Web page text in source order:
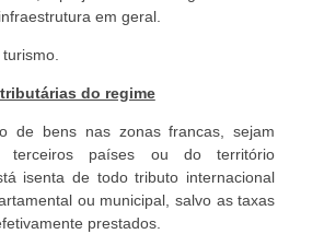
em geral.
do regime
de bens nas zonas francas, sejam
terceiros países ou do território
isenta de todo tributo internacional
ou municipal, salvo as taxas
prestados.